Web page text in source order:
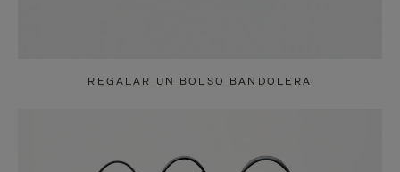
REGALAR UN BOLSO BANDOLERA